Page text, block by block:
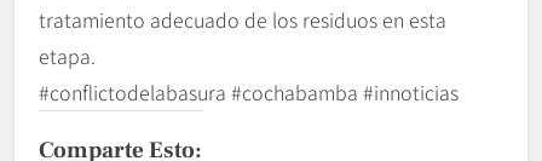
tratamiento adecuado de los residuos en esta
etapa.
#conflictodelabasura #cochabamba #innoticias
Comparte Esto: